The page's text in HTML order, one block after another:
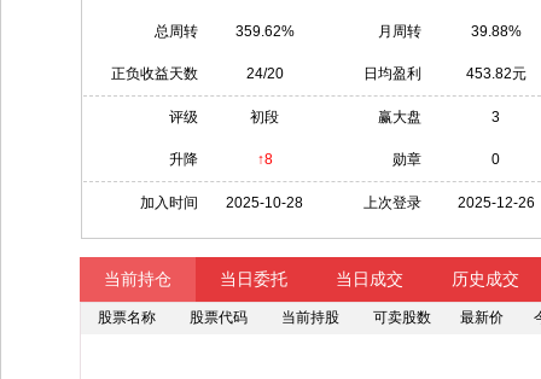
总周转 359.62% 月周转 39.88%
正负收益天数 24/20 日均盈利 453.82元
评级 初段 赢大盘 3
升降 ↑8 勋章 0
加入时间 2025-10-28 上次登录 2025-12-26
当前持仓 当日委托 当日成交 历史成交
股票名称 股票代码 当前持股 可卖股数 最新价